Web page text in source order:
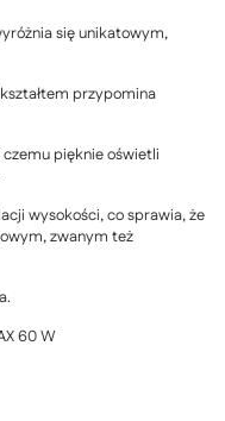
się unikatowym,
przypomina
pięknie oświetli
wysokości, co sprawia, że
zwanym też
60 W